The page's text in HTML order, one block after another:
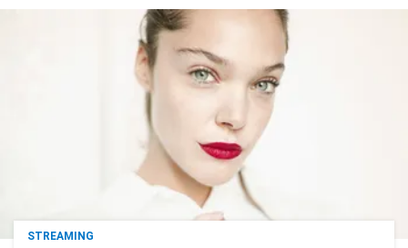
STREAMING